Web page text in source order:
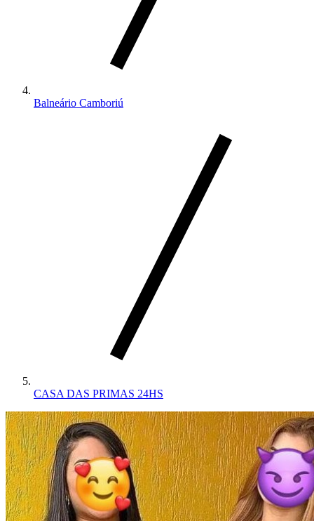
Balneário Camboriú
CASA DAS PRIMAS 24HS